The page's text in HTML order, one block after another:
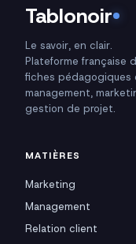
Tablonoir
Le savoir, en clair.
Plateforme française
fiches pédagogiques
management,
gestion de projet.
MATIÈRES
Marketing
Management
Relation client